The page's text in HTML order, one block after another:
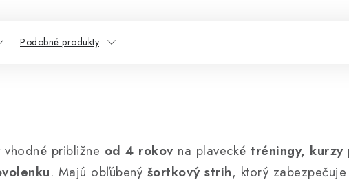
Podobné produkty
vhodné približne od 4 rokov na plavecké tréningy, kurzy
. Majú obľúbený šortkový strih, ktorý